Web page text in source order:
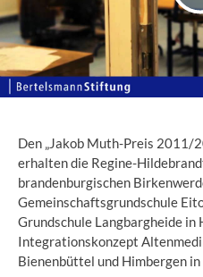
Den „Jakob Muth-Preis 2011/
erhalten die Regine-
brandenburgischen
Gemeinschaftsgrundschule
Grundschule Langbargheide in
Integrationskonzept
Bienenbüttel und Himbergen